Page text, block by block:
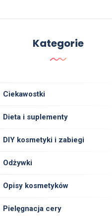
Kategorie
Ciekawostki
Dieta i suplementy
DIY kosmetyki i zabiegi
Odżywki
Opisy kosmetyków
Pielęgnacja cery